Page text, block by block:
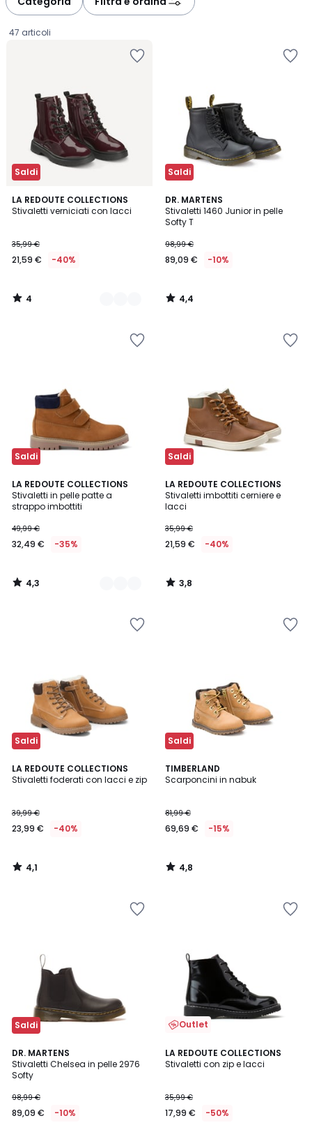
47 articoli
Saldi
LA REDOUTE COLLECTIONS
Stivaletti verniciati con lacci
€
Invece
35,99
€
35,99 €
21,59 € -40%
4
/
3
Colori
4
/
Saldi
DR. MARTENS
Stivaletti 1460 Junior in pelle
Softy T
98,99 €
89,09 € -10%
4,4
/ 5
4,4
/
Saldi
LA REDOUTE COLLECTIONS
Stivaletti in pelle patte a
strappo imbottiti
49,99 €
32,49 € -35%
4,3
/ 5
2
Colori
4,3
/
Saldi
LA REDOUTE COLLECTIONS
Stivaletti imbottiti cerniere e
lacci
35,99 €
21,59 € -40%
3,8
/ 5
3,8
/
Saldi
LA REDOUTE COLLECTIONS
Stivaletti foderati con lacci e zip
39,99 €
23,99 € -40%
4,1
/ 5
4,1
/
Saldi
TIMBERLAND
Scarponcini in nabuk
81,99 €
69,69 € -15%
4,8
/ 5
4,8
/
Saldi
DR. MARTENS
Stivaletti Chelsea in pelle 2976
Softy
98,99 €
89,09 € -10%
5
/
5
Outlet
LA REDOUTE COLLECTIONS
Stivaletti con zip e lacci
35,99 €
17,99 € -50%
4,3
/ 5